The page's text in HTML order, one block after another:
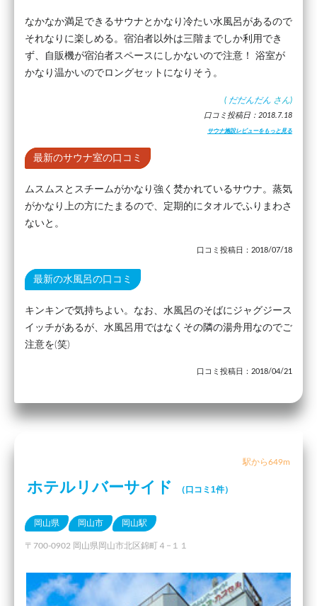
なかなか満足できるサウナとかなり冷たい水風呂があるので
それなりに楽しめる。宿泊者以外は三階までしか利用でき
ず、自販機が宿泊者スペースにしかないので注意！ 浴室が
かなり温かいのでロングセットになりそう。
( だだんだん さん)
口コミ投稿日：2018.7.18
サウナ施設レビューをもっと見る
最新のサウナ室の口コミ
ムスムスとスチームがかなり強く焚かれているサウナ。蒸気
がかなり上の方にたまるので、定期的にタオルでふりまわさ
ないと。
口コミ投稿日：2018/07/18
最新の水風呂の口コミ
キンキンで気持ちよい。なお、水風呂のそばにジャグジース
イッチがあるが、水風呂用ではなくその隣の湯舟用なのでご
注意を(笑)
口コミ投稿日：2018/04/21
駅から649m
ホテルリバーサイド （口コミ1件）
岡山県 岡山市 岡山駅
〒700-0902 岡山県岡山市北区錦町４−１１